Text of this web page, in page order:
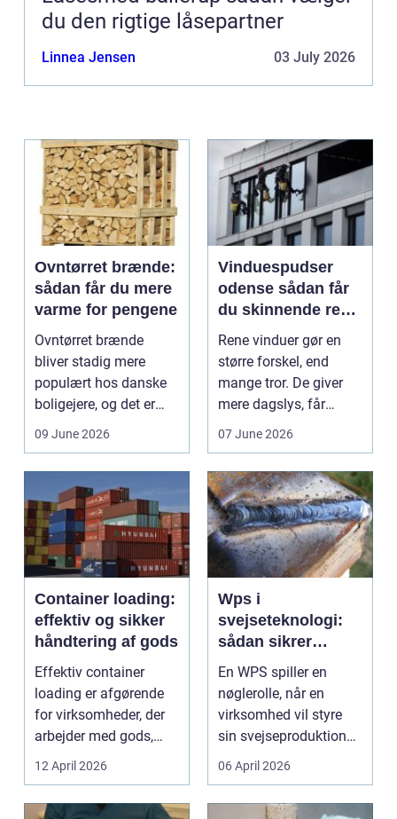
du den rigtige låsepartner
Linnea Jensen 03 July 2026
Ovntørret brænde:
sådan får du mere
varme for pengene
Ovntørret brænde
bliver stadig mere
populært hos danske
boligejere, og det er
ikke uden grund. Når
09 June 2026
Vinduespudser
odense sådan får
du skinnende rene
ruder året rundt
Rene vinduer gør en
større forskel, end
mange tror. De giver
mere dagslys, får
boligen eller virksom...
07 June 2026
Container loading:
effektiv og sikker
håndtering af gods
Effektiv container
loading er afgørende
for virksomheder, der
arbejder med gods,
skrot eller ...
12 April 2026
Wps i
svejseteknologi:
sådan sikrer
virksomheder
kvalitet og
sporbarhed
En WPS spiller en
nøglerolle, når en
virksomhed vil styre
sin svejseproduktion
sikkert, ensartet og ...
06 April 2026